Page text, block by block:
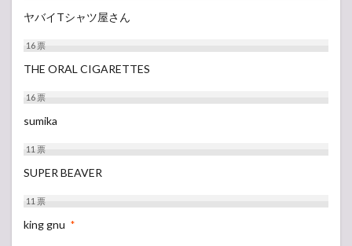
ヤバイTシャツ屋さん
16票
THE ORAL CIGARETTES
16票
sumika
11票
SUPER BEAVER
11票
king gnu *